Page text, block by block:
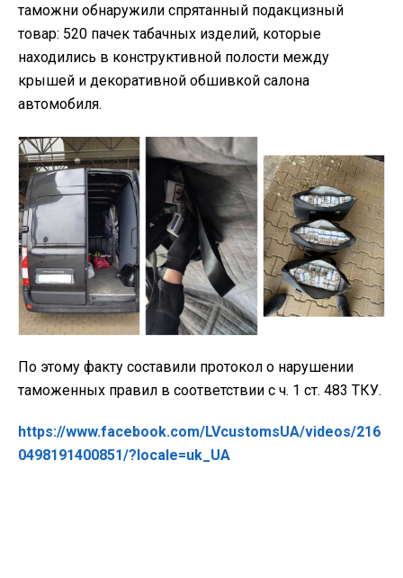
таможни обнаружили спрятанный подакцизный
товар: 520 пачек табачных изделий, которые
находились в конструктивной полости между
крышей и декоративной обшивкой салона
автомобиля.
По этому факту составили протокол о нарушении
таможенных правил в соответствии с ч. 1 ст. 483 ТКУ.
https://www.facebook.com/LVcustomsUA/videos/216
0498191400851/?locale=uk_UA